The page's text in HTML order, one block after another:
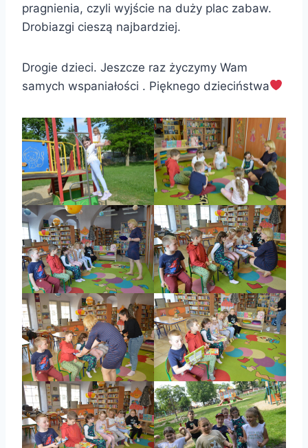
pragnienia, czyli wyjście na duży plac zabaw.
Drobiazgi cieszą najbardziej.
Drogie dzieci. Jeszcze raz życzymy Wam
samych wspaniałości . Pięknego dzieciństwa